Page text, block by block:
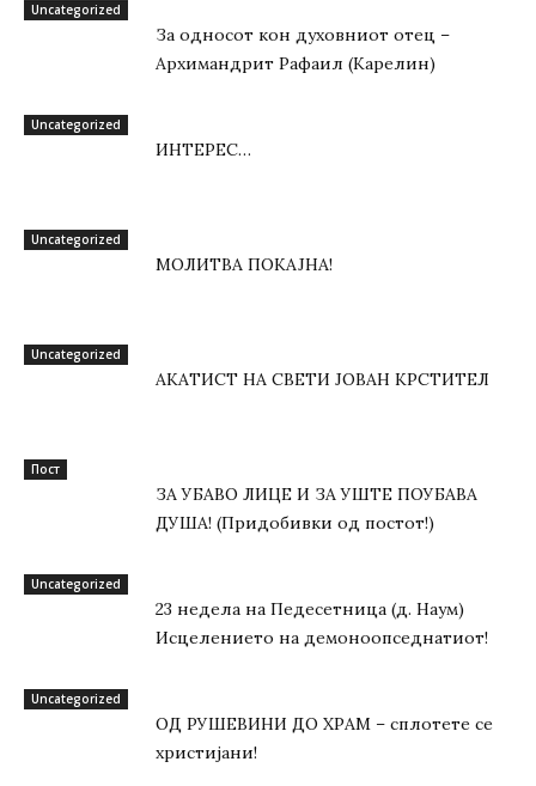
Uncategorized
За односот кон духовниот отец –
Архимандрит Рафаил (Карелин)
Uncategorized
ИНТЕРЕС…
Uncategorized
МОЛИТВА ПОКАЈНА!
Uncategorized
АКАТИСТ НА СВЕТИ ЈОВАН КРСТИТЕЛ
Пост
ЗА УБАВО ЛИЦЕ И ЗА УШТЕ ПОУБАВА
ДУША! (Придобивки од постот!)
Uncategorized
23 недела на Педесетница (д. Наум)
Исцелението на демоноопседнатиот!
Uncategorized
ОД РУШЕВИНИ ДО ХРАМ – сплотете се
христијани!